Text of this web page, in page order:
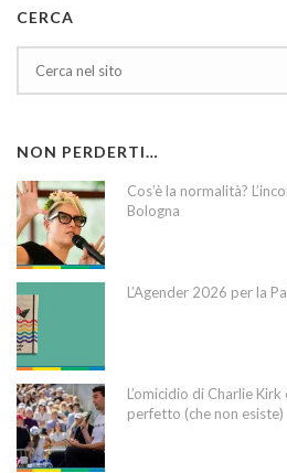
CERCA
NON PERDERTI…
Cos’è la normalità?
Bologna
L’Agender 2026 per la
L’omicidio di Charlie
perfetto (che non esiste)